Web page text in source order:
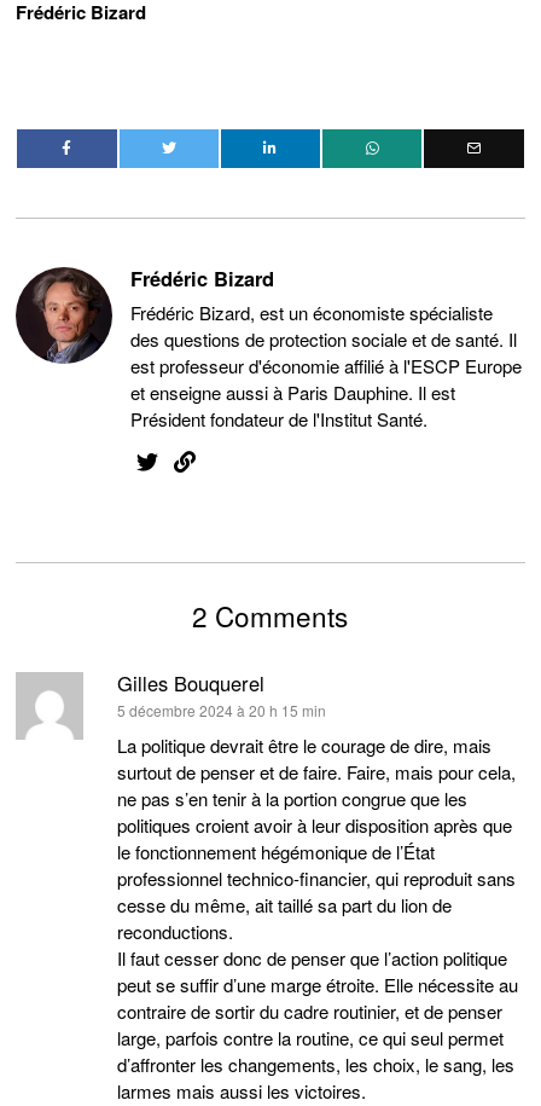
Frédéric Bizard
Frédéric Bizard
Frédéric Bizard, est un économiste spécialiste
des questions de protection sociale et de santé. Il
est professeur d'économie affilié à l'ESCP Europe
et enseigne aussi à Paris Dauphine. Il est
Président fondateur de l'Institut Santé.
2 Comments
Gilles Bouquerel
dit :
5 décembre 2024 à 20 h 15 min
La politique devrait être le courage de dire, mais
surtout de penser et de faire. Faire, mais pour cela,
ne pas s’en tenir à la portion congrue que les
politiques croient avoir à leur disposition après que
le fonctionnement hégémonique de l’État
professionnel technico-financier, qui reproduit sans
cesse du même, ait taillé sa part du lion de
reconductions.
Il faut cesser donc de penser que l’action politique
peut se suffir d’une marge étroite. Elle nécessite au
contraire de sortir du cadre routinier, et de penser
large, parfois contre la routine, ce qui seul permet
d’affronter les changements, les choix, le sang, les
larmes mais aussi les victoires.